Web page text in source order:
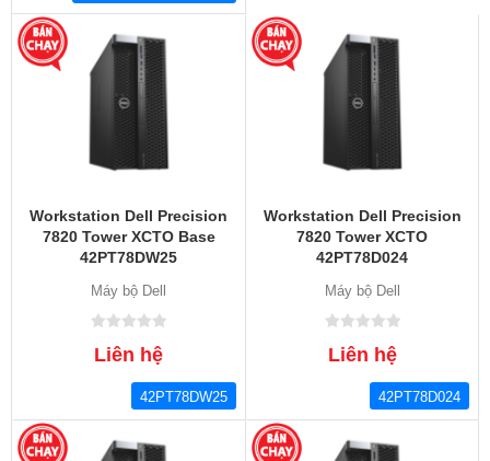
Workstation Dell Precision
7820 Tower XCTO Base
42PT78DW25
Máy bộ Dell
Liên hệ
42PT78DW25
Workstation Dell Precision
7820 Tower XCTO
42PT78D024
Máy bộ Dell
Liên hệ
42PT78D024